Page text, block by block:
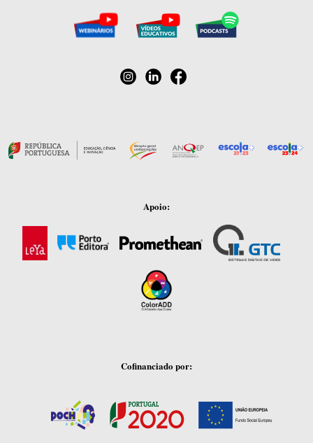
Apoio:
Cofinanciado por: